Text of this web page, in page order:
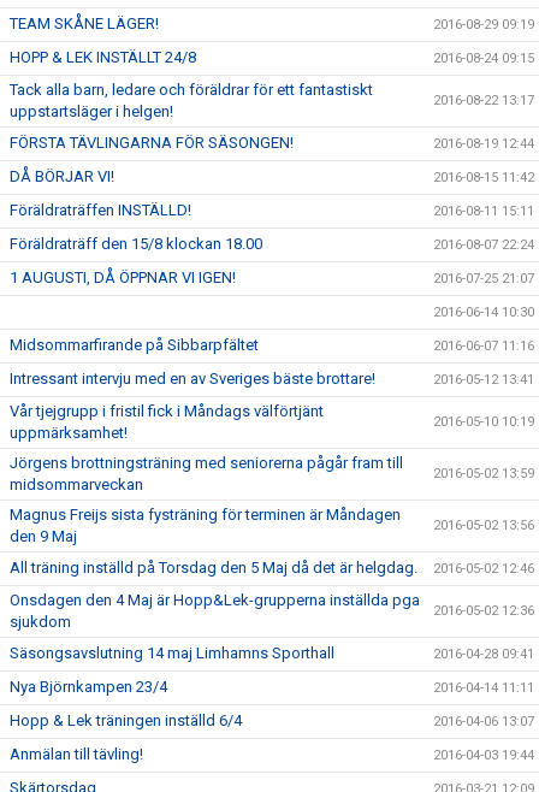
TEAM SKÅNE LÄGER! 2016-08-29 09:19
HOPP & LEK INSTÄLLT 24/8 2016-08-24 09:15
Tack alla barn, ledare och föräldrar för ett fantastiskt
uppstartsläger i helgen!
2016-08-22 13:17
FÖRSTA TÄVLINGARNA FÖR SÄSONGEN! 2016-08-19 12:44
DÅ BÖRJAR VI! 2016-08-15 11:42
Föräldraträffen INSTÄLLD! 2016-08-11 15:11
Föräldraträff den 15/8 klockan 18.00 2016-08-07 22:24
1 AUGUSTI, DÅ ÖPPNAR VI IGEN! 2016-07-25 21:07
2016-06-14 10:30
Midsommarfirande på Sibbarpfältet 2016-06-07 11:16
Intressant intervju med en av Sveriges bäste brottare! 2016-05-12 13:41
Vår tjejgrupp i fristil fick i Måndags välförtjänt
uppmärksamhet!
2016-05-10 10:19
Jörgens brottningsträning med seniorerna pågår fram till
midsommarveckan
2016-05-02 13:59
Magnus Freijs sista fysträning för terminen är Måndagen
den 9 Maj
2016-05-02 13:56
All träning inställd på Torsdag den 5 Maj då det är helgdag. 2016-05-02 12:46
Onsdagen den 4 Maj är Hopp&Lek-grupperna inställda pga
sjukdom
2016-05-02 12:36
Säsongsavslutning 14 maj Limhamns Sporthall 2016-04-28 09:41
Nya Björnkampen 23/4 2016-04-14 11:11
Hopp & Lek träningen inställd 6/4 2016-04-06 13:07
Anmälan till tävling! 2016-04-03 19:44
Skärtorsdag